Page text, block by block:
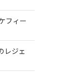
フィー
レジェ